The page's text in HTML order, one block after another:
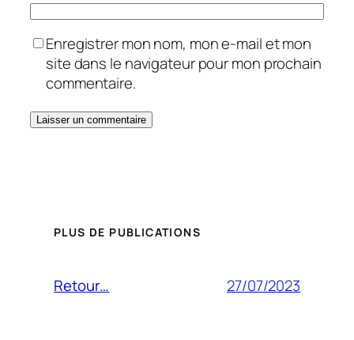
Enregistrer mon nom, mon e-mail et mon
site dans le navigateur pour mon prochain
commentaire.
PLUS DE PUBLICATIONS
Retour… 27/07/2023